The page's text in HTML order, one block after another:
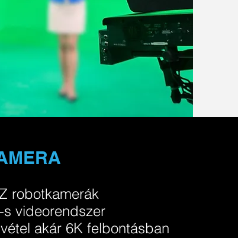
robotkamerák
s videorendszer
akár 6K felbontásban